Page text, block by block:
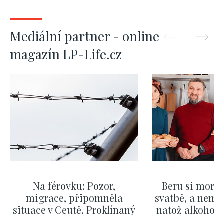
Mediální partner - online
magazín LP-Life.cz
Na férovku: Pozor,
migrace, připomněla
situace v Ceutě. Proklínaný
Beru si
svatbě, a
natož alkohol.